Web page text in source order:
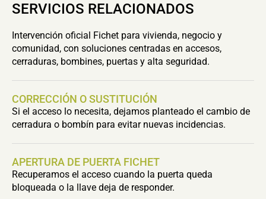
SERVICIOS RELACIONADOS
Intervención oficial Fichet para vivienda, negocio y
comunidad, con soluciones centradas en accesos,
cerraduras, bombines, puertas y alta seguridad.
CORRECCIÓN O SUSTITUCIÓN
Si el acceso lo necesita, dejamos planteado el cambio de
cerradura o bombín para evitar nuevas incidencias.
APERTURA DE PUERTA FICHET
Recuperamos el acceso cuando la puerta queda
bloqueada o la llave deja de responder.